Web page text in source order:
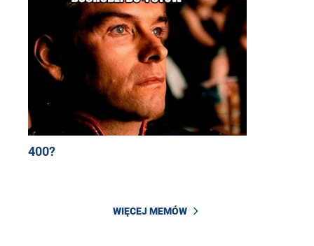
400?
WIĘCEJ MEMÓW